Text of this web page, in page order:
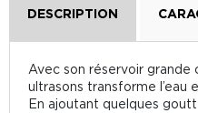
DESCRIPTION
Avec son réservoir
ultrasons transforme l’eau
En ajoutant quelques